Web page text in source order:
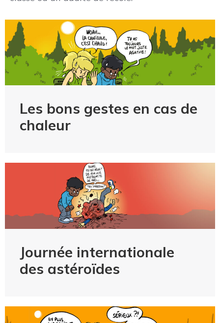
Les bons gestes en cas de
chaleur
Journée internationale
des astéroïdes